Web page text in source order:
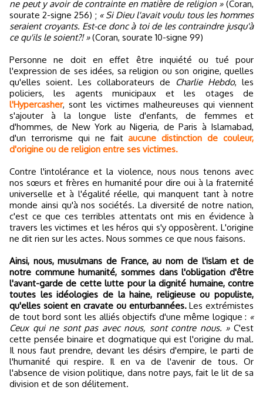
ne peut y avoir de contrainte en matière de religion »(Coran,
sourate 2-signe 256) ; « Si Dieu l'avait voulu tous les hommes
seraient croyants. Est-ce donc à toi de les contraindre jusqu'à
ce qu'ils le soient?! »(Coran, sourate 10-signe 99)
Personne ne doit en effet être inquiété ou tué pour
l'expression de ses idées, sa religion ou son origine, quelles
qu'elles soient. Les collaborateurs de
Charlie Hebdo, les
policiers, les agents municipaux et les otages de
l'Hypercasher, sont les victimes malheureuses qui viennent
s'ajouter à la longue liste d'enfants, de femmes et
d'hommes, de New York au Nigeria, de Paris à Islamabad,
d'un terrorisme qui ne faitaucune distinction de couleur,
d'origine ou de religion entre ses victimes.
Contre l'intolérance et la violence, nous nous tenons avec
nos sœurs et frères en humanité pour dire oui à la fraternité
universelle et à l'égalité réelle, qui manquent tant à notre
monde ainsi qu'à nos sociétés. La diversité de notre nation,
c'est ce que ces terribles attentats ont mis en évidence à
travers les victimes et les héros qui s'y opposèrent. L'origine
ne dit rien sur les actes. Nous sommes ce que nous faisons.
Ainsi, nous, musulmans de France, au nom de l'islam et de
notre commune humanité, sommes dans l'obligation d'être
l'avant-garde de cette lutte pour la dignité humaine, contre
toutes les idéologies de la haine, religieuse ou populiste,
qu'elles soient en cravate ou enturbannées.Les extrémistes
de tout bord sont les alliés objectifs d'une même logique : «
Ceux qui ne sont pas avec nous, sont contre nous. »C'est
cette pensée binaire et dogmatique qui est l'origine du mal.
Il nous faut prendre, devant les désirs d'empire, le parti de
l'humanité qui respire. Il en va de l'avenir de tous. Or
l'absence de vision politique, dans notre pays, fait le lit de sa
division et de son délitement.